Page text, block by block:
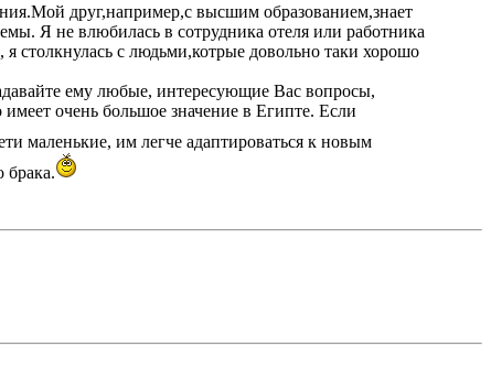
друг,например,с высшим образованием,знает
Я не влюбилась в сотрудника отеля или работника
столкнулась с людьми,котрые довольно таки хорошо
ему любые, интересующие Вас вопросы,
очень большое значение в Египте. Если
маленькие, им легче адаптироваться к новым
брака.